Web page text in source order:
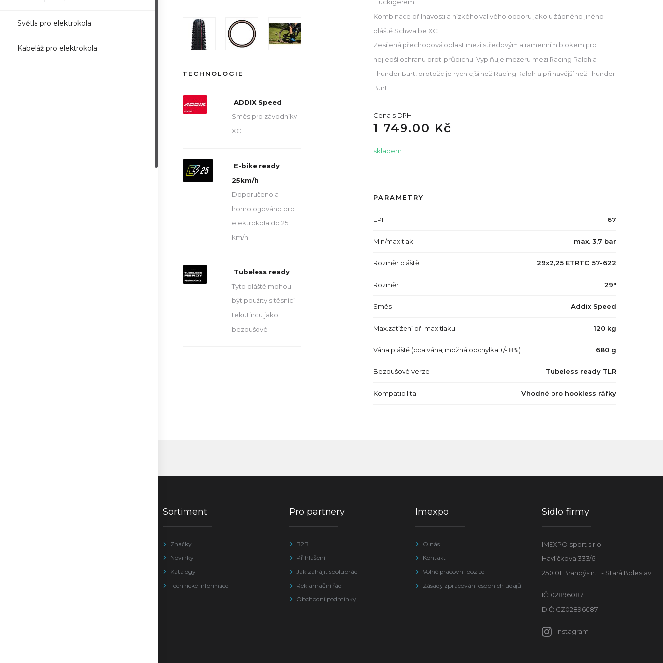
Světla pro elektrokola
Kabeláž pro elektrokola
Flückigerem.
Kombinace přilnavosti a nízkého valivého odporu jako u žádného jiného
pláště Schwalbe XC
Zesílená přechodová oblast mezi středovým a ramenním blokem pro
nejlepší ochranu proti průpichu. Vyplňuje mezeru mezi Racing Ralph a
Thunder Burt, protože je rychlejší než Racing Ralph a přilnavější než Thunder
Burt.
Cena s DPH
1 749.00 Kč
skladem
PARAMETRY
EPI 67
Min/max tlak max. 3,7 bar
Rozměr pláště 29x2,25 ETRTO 57-622
Rozměr 29"
Směs Addix Speed
Max.zatížení při max.tlaku 120 kg
Váha pláště (cca váha, možná odchylka +/- 8%) 680 g
Bezdušové verze Tubeless ready TLR
Kompatibilita Vhodné pro hookless ráfky
TECHNOLOGIE
ADDIX Speed
Směs pro závodníky
XC.
E-bike ready
25km/h
Doporučeno a
homologováno pro
elektrokola do 25
km/h
Tubeless ready
Tyto pláště mohou
být použity s těsnící
tekutinou jako
bezdušové
Sortiment
Značky
Novinky
Katalogy
Technické informace
Pro partnery
B2B
Přihlášení
Jak zahájit spolupráci
Reklamační řád
Obchodní podmínky
Imexpo
O nás
Kontakt
Volné pracovní pozice
Zásady zpracování osobních údajů
Sídlo firmy
IMEXPO sport s.r.o.
Havlíčkova 333/6
250 01 Brandýs n.L - Stará Boleslav
IČ: 02896087
DIČ: CZ02896087
Instagram